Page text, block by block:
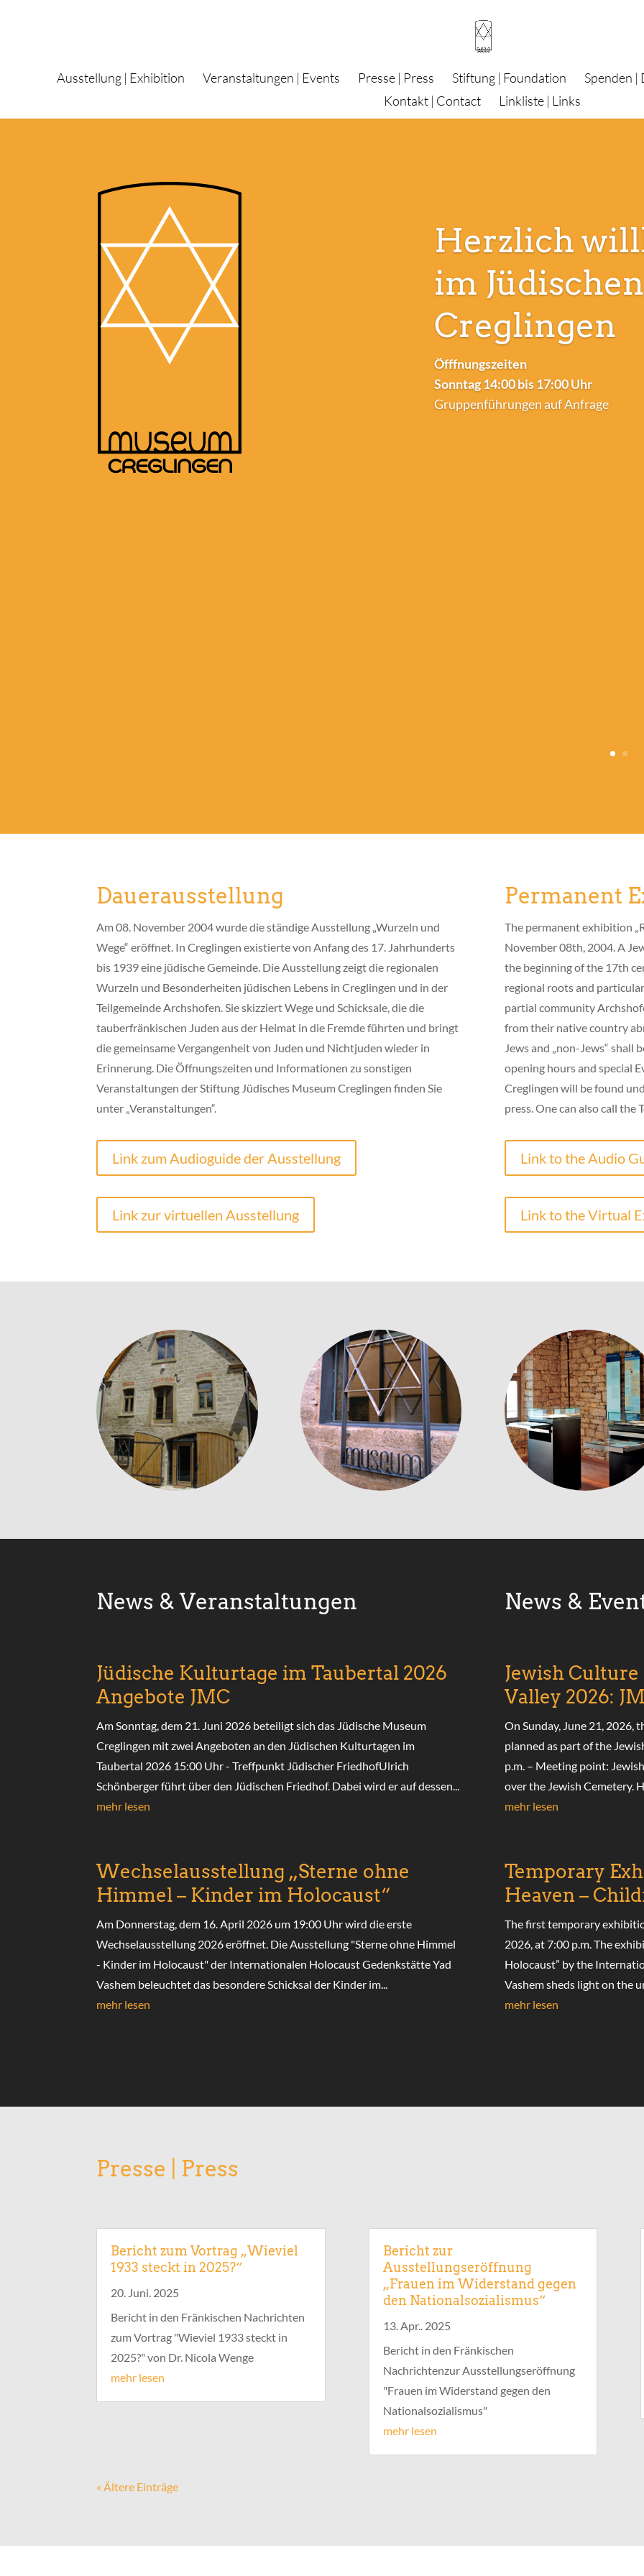
Ausstellung | Exhibition Veranstaltungen | Events Presse | Press Stiftung | Foundation
Spenden
Kontakt | Contact
Linkliste | Links
Herzlich
im
Creglingen
Öfffnungszeiten
Sonntag 14:00 bis 17:00 Uhr
Gruppenführungen auf Anfrage
Dauerausstellung
Am 08. November 2004 wurde die ständige Ausstellung „Wurzeln und
Wege“ eröffnet. In Creglingen existierte von Anfang des 17. Jahrhunderts
bis 1939 eine jüdische Gemeinde. Die Ausstellung zeigt die regionalen
Wurzeln und Besonderheiten jüdischen Lebens in Creglingen und in der
Teilgemeinde Archshofen. Sie skizziert Wege und Schicksale, die die
tauberfränkischen Juden aus der Heimat in die Fremde führten und bringt
die gemeinsame Vergangenheit von Juden und Nichtjuden wieder in
Erinnerung. Die Öffnungszeiten und Informationen zu sonstigen
Veranstaltungen der Stiftung Jüdisches Museum Creglingen finden Sie
unter „Veranstaltungen“.
Link zum Audioguide der Ausstellung
Link zur virtuellen Ausstellung
Permanent
The permanent exhibition
November 08th, 2004. A
the beginning of the 17th
regional roots and
partial community
from their native country
Jews and „non-Jews“
opening hours and special
Creglingen will be found
press. One can also call
Link to the Audio
Link to the Virtual
News & Veranstaltungen News &
Jüdische Kulturtage im Taubertal 2026
Angebote JMC
Am Sonntag, dem 21. Juni 2026 beteiligt sich das Jüdische Museum
Creglingen mit zwei Angeboten an den Jüdischen Kulturtagen im
Taubertal 2026 15:00 Uhr - Treffpunkt Jüdischer FriedhofUlrich
Schönberger führt über den Jüdischen Friedhof. Dabei wird er auf dessen...
mehr lesen
Wechselausstellung „Sterne ohne
Himmel – Kinder im Holocaust“
Am Donnerstag, dem 16. April 2026 um 19:00 Uhr wird die erste
Wechselausstellung 2026 eröffnet. Die Ausstellung "Sterne ohne Himmel
- Kinder im Holocaust" der Internationalen Holocaust Gedenkstätte Yad
Vashem beleuchtet das besondere Schicksal der Kinder im...
mehr lesen
Jewish
Valley 2026:
On Sunday, June 21, 2026,
planned as part of the
p.m. – Meeting point:
over the Jewish Cemetery.
mehr lesen
Temporary
Heaven –
The first temporary
2026, at 7:00 p.m. The
Holocaust” by the
Vashem sheds light on the
mehr lesen
Presse | Press
Bericht zum Vortrag „Wieviel
1933 steckt in 2025?“
20. Juni. 2025
Bericht in den Fränkischen Nachrichten
zum Vortrag "Wieviel 1933 steckt in
2025?" von Dr. Nicola Wenge
mehr lesen
Bericht zur
Ausstellungseröffnung
„Frauen im Widerstand gegen
den Nationalsozialismus“
13. Apr.. 2025
Bericht in den Fränkischen
Nachrichtenzur Ausstellungseröffnung
"Frauen im Widerstand gegen den
Nationalsozialismus"
mehr lesen
« Ältere Einträge